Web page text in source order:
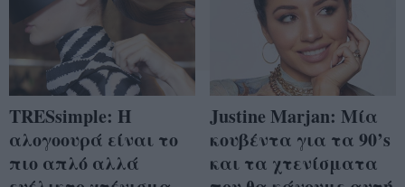
TRESsimple: Η
αλογοουρά είναι το
πιο απλό αλλά
Justine Marjan: Μία
κουβέντα για τα 90’s
και τα χτενίσματα